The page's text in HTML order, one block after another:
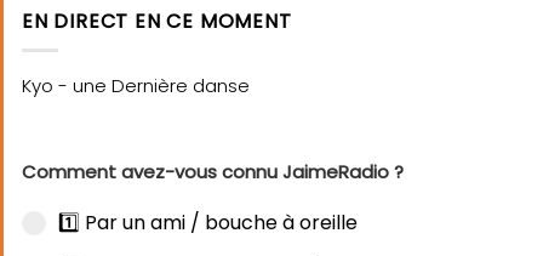
EN DIRECT EN CE MOMENT
Comment avez-vous connu JaimeRadio ?
1️⃣ Par un ami / bouche à oreille